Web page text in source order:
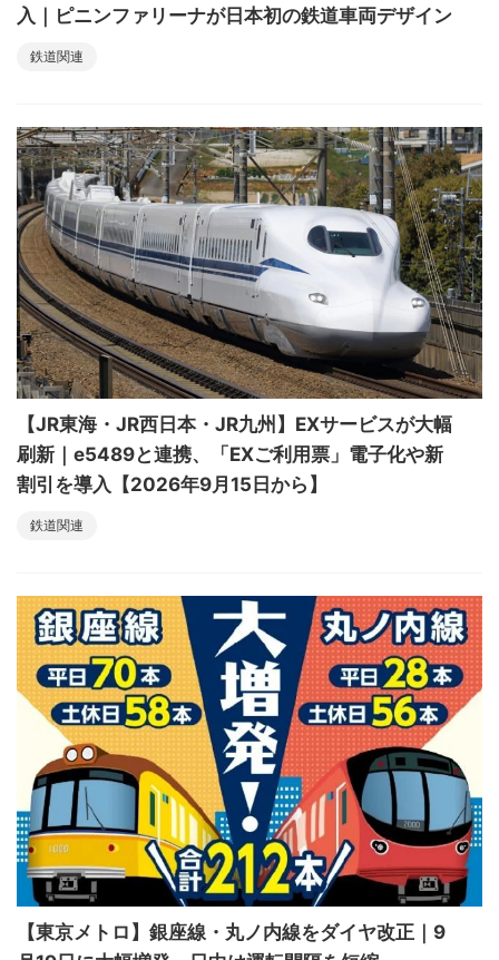
入｜ピニンファリーナが日本初の鉄道車両デザイン
鉄道関連
【JR東海・JR西日本・JR九州】EXサービスが大幅
刷新｜e5489と連携、「EXご利用票」電子化や新
割引を導入【2026年9月15日から】
鉄道関連
【東京メトロ】銀座線・丸ノ内線をダイヤ改正｜9